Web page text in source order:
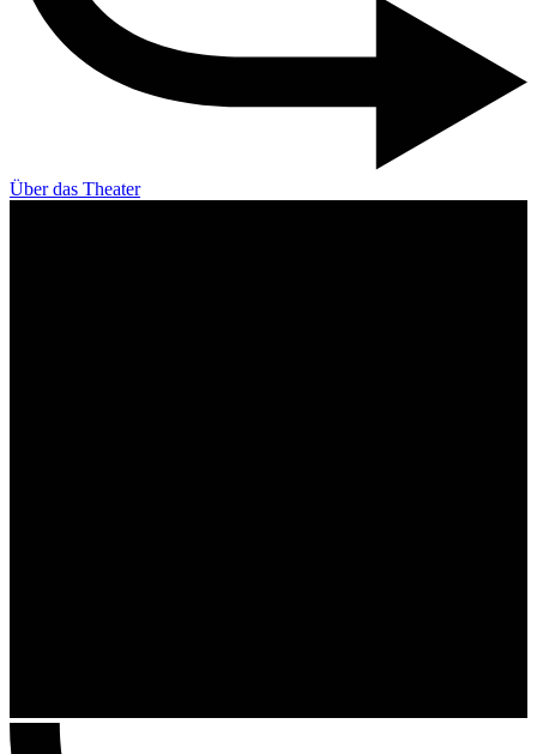
Über das Theater